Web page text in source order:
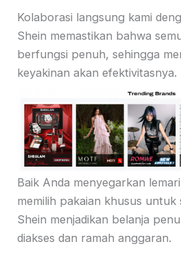
Kolaborasi langsung kami
Shein memastikan bahwa
berfungsi penuh, sehingga
keyakinan akan efektivitasnya.
Baik Anda menyegarkan
memilih pakaian khusus untuk
Shein menjadikan belanja
diakses dan ramah anggaran.